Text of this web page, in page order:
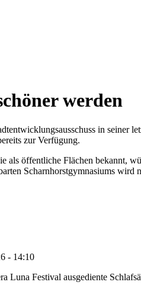
werden
in seiner
zur Verfügung.
als öffentliche Flächen bekannt,
Scharnhorstgymnasiums wird
- 14:10
Festival ausgediente